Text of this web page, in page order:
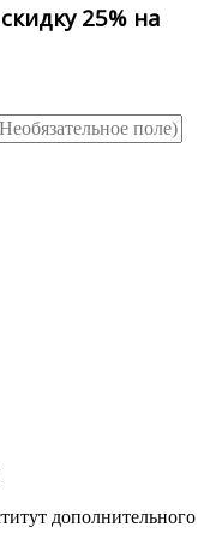
25% на
дополнительного